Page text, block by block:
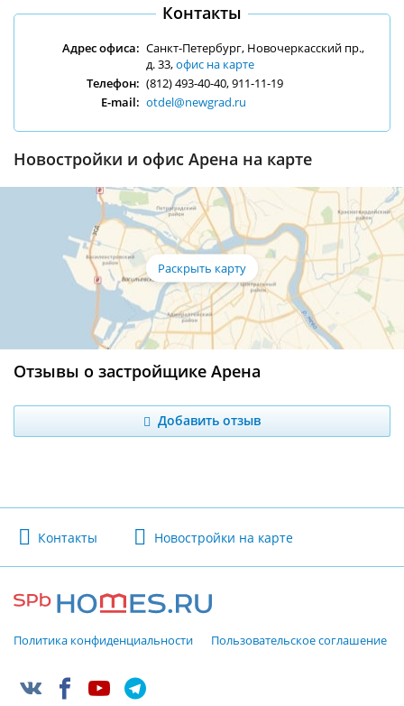
Контакты
Адрес офиса: Санкт-Петербург, Новочеркасский пр.,
д. 33,офис на карте
Телефон: (812) 493-40-40, 911-11-19
E-mail: otdel@newgrad.ru
Новостройки и офис Арена на карте
Отзывы о застройщике Арена
Добавить отзыв
Контакты Новостройки на карте
Политика конфиденциальности Пользовательское соглашение